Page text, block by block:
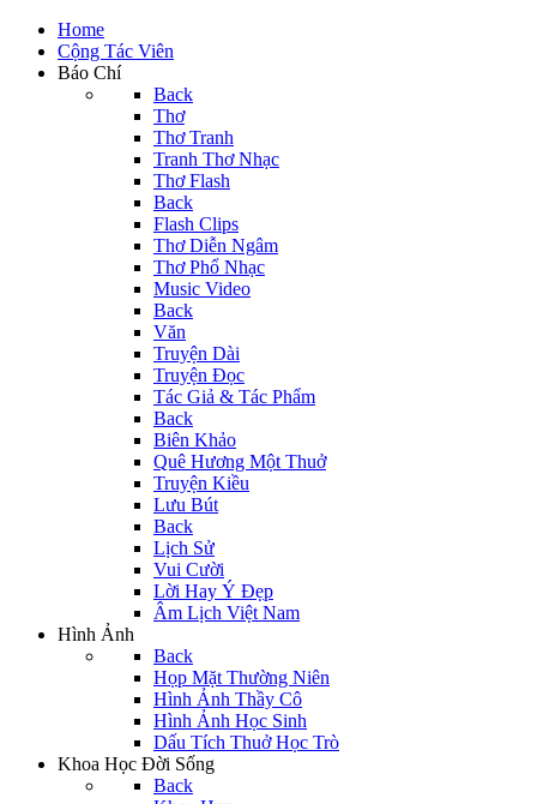
Home
Cộng Tác Viên
Báo Chí
Back
Thơ
Thơ Tranh
Tranh Thơ Nhạc
Thơ Flash
Back
Flash Clips
Thơ Diễn Ngâm
Thơ Phổ Nhạc
Music Video
Back
Văn
Truyện Dài
Truyện Đọc
Tác Giả & Tác Phẩm
Back
Biên Khảo
Quê Hương Một Thuở
Truyện Kiều
Lưu Bút
Back
Lịch Sử
Vui Cười
Lời Hay Ý Đẹp
Âm Lịch Việt Nam
Hình Ảnh
Back
Họp Mặt Thường Niên
Hình Ảnh Thầy Cô
Hình Ảnh Học Sinh
Dấu Tích Thuở Học Trò
Khoa Học Đời Sống
Back